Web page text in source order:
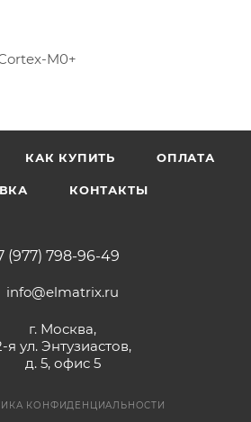
M0+
КАК КУПИТЬ ОПЛАТА
КОНТАКТЫ
(977) 798-96-49
info@elmatrix.ru
г. Москва,
я ул. Энтузиастов,
д. 5, офис 5
КОНФИДЕНЦИАЛЬНОСТИ